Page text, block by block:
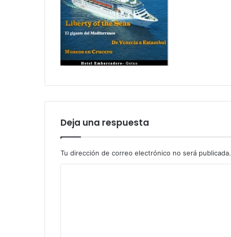
Deja una respuesta
Tu dirección de correo electrónico no será publicada.